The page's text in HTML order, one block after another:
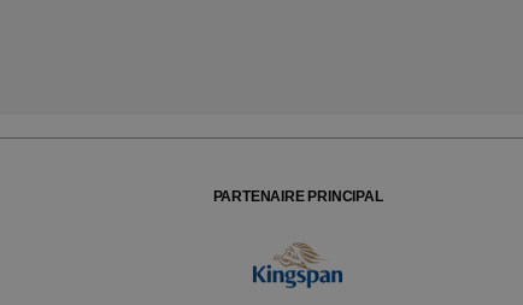
PARTENAIRE PRINCIPAL